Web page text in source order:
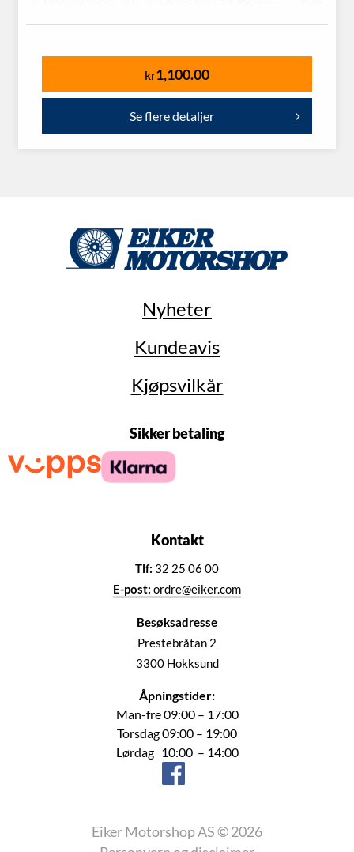
kr1,100.00
Se flere detaljer
Nyheter
Kundeavis
Kjøpsvilkår
Sikker betaling
Kontakt
Tlf: 32 25 06 00
E-post: ordre@eiker.com
Besøksadresse
Prestebråtan 2
3300 Hokksund
Åpningstider:
Man-fre 09:00 – 17:00
Torsdag 09:00 – 19:00
Lørdag 10:00 – 14:00
Eiker Motorshop AS © 2026